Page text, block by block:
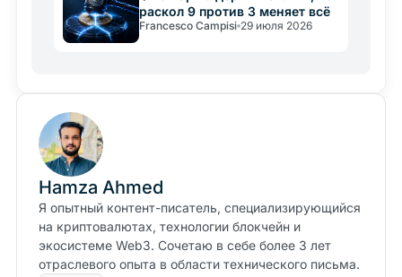
раскол 9 против 3 меняет всё
Francesco Campisi 29 июля 2026
Hamza Ahmed
Я опытный контент-писатель, специализирующийся
на криптовалютах, технологии блокчейн и
экосистеме Web3. Сочетаю в себе более 3 лет
отраслевого опыта в области технического письма.